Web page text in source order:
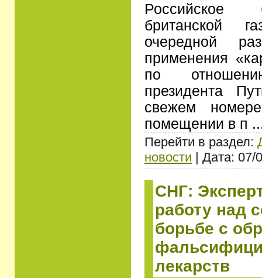
Российское
британской
очередной
применения
по
президента
свежем
помещении в п
Перейти в раздел:
новости | Дата: 07/
СНГ:
работу над
борьбе с
лекарств